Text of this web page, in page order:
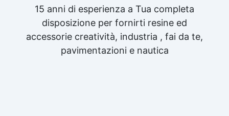
15 anni di esperienza a Tua completa
disposizione per fornirti resine ed
accessorie creatività, industria , fai da te,
pavimentazioni e nautica